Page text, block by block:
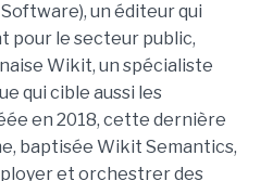
un éditeur qui
pour le secteur public,
Wikit, un spécialiste
qui cible aussi les
en 2018, cette dernière
baptisée Wikit Semantics,
et orchestrer des